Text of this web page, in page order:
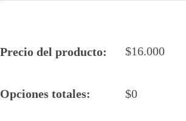
Precio del producto: $16.000
Opciones totales: $0